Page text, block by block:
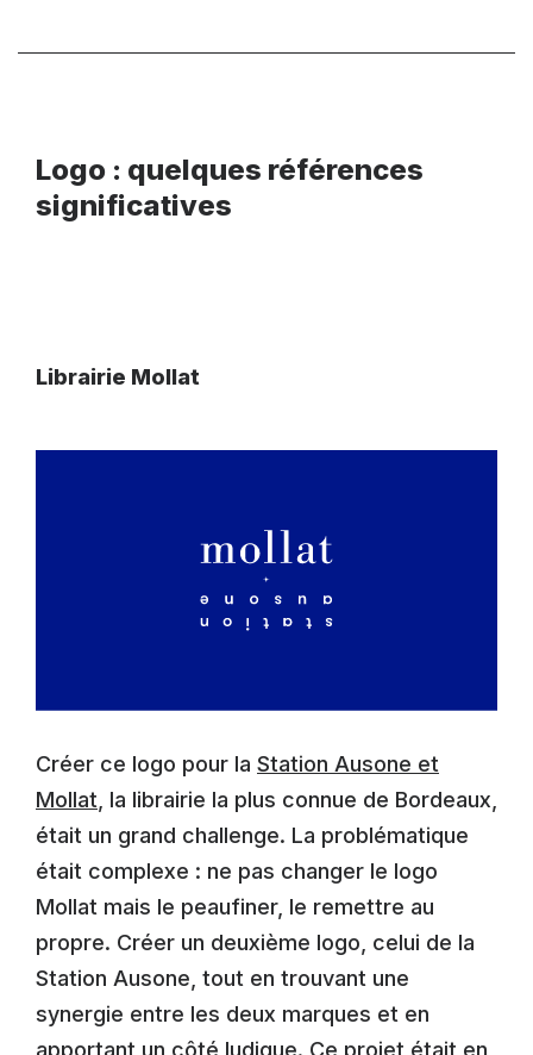
Logo : quelques références
significatives
Librairie Mollat
Créer ce logo pour la Station Ausone et
Mollat , la librairie la plus connue de Bordeaux,
était un grand challenge. La problématique
était complexe : ne pas changer le logo
Mollat mais le peaufiner, le remettre au
propre. Créer un deuxième logo, celui de la
Station Ausone, tout en trouvant une
synergie entre les deux marques et en
apportant un côté ludique. Ce projet était en